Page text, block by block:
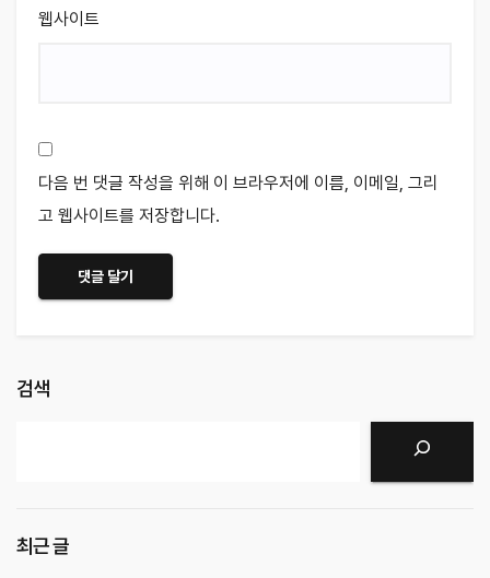
웹사이트
다음 번 댓글 작성을 위해 이 브라우저에 이름, 이메일, 그리
고 웹사이트를 저장합니다.
검색
최근 글